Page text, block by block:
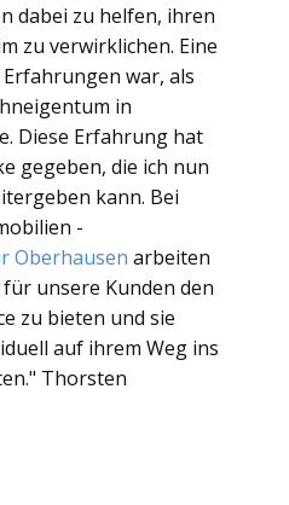
dabei zu helfen, ihren
zu verwirklichen. Eine
war, als
in
Diese Erfahrung hat
gegeben, die ich nun
kann. Bei
-
Oberhausen arbeiten
unsere Kunden den
zu bieten und sie
auf ihrem Weg ins
Thorsten